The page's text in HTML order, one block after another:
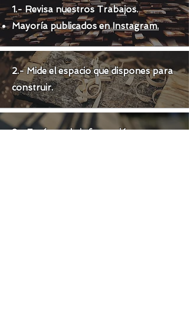
1.- Revisa nuestros Trabajos.
Mayoría publicados enInstagram.
2.- Mide el espacio que dispones para
construir.
3.- Envíanos la información por: